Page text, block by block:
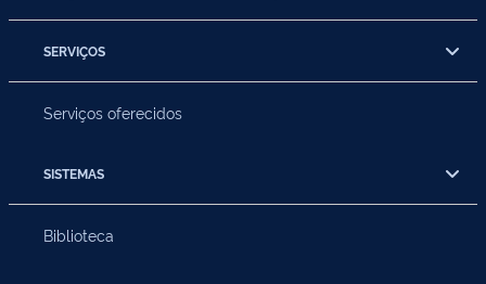
SERVIÇOS
Serviços oferecidos
SISTEMAS
Biblioteca